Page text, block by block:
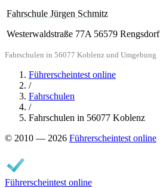
Fahrschulen in 56077 Koblenz und Umgebung
Fahrschule Jürgen Schmitz
Westerwaldstraße 77A 56579 Rengsdorf
Führerscheintest online
/
Fahrschulen
/
Fahrschulen in 56077 Koblenz
© 2010 — 2026 Führerscheintest online
Führerscheintest online